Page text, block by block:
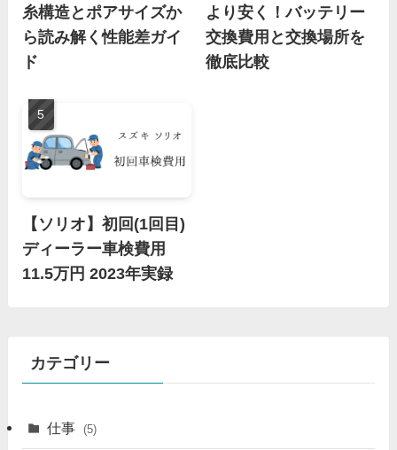
糸構造とポアサイズか
ら読み解く性能差ガイ
ド
より安く！バッテリー
交換費用と交換場所を
徹底比較
【ソリオ】初回(1回目)
ディーラー車検費用
11.5万円 2023年実録
カテゴリー
仕事 (5)